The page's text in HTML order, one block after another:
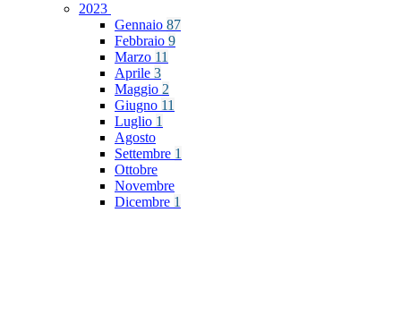
2023
Gennaio 87
Febbraio 9
Marzo 11
Aprile 3
Maggio 2
Giugno 11
Luglio 1
Agosto
Settembre 1
Ottobre
Novembre
Dicembre 1